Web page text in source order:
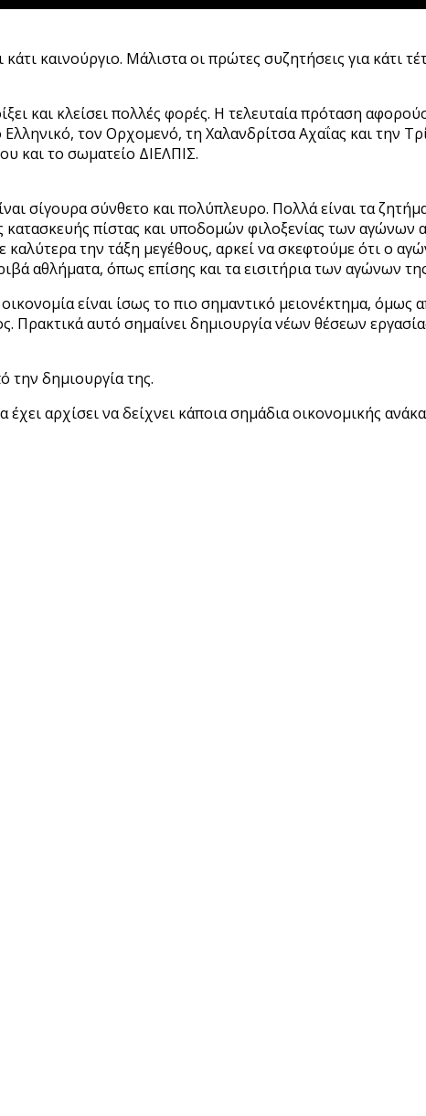
καινούργιο. Μάλιστα οι πρώτες συζητήσεις για κάτι
και κλείσει πολλές φορές. Η τελευταία πρόταση
Ελληνικό, τον Ορχομενό, τη Χαλανδρίτσα Αχαΐας και την
και το σωματείο ΔΙΕΛΠΙΣ.
σίγουρα σύνθετο και πολύπλευρο. Πολλά είναι τα
πίστας και υποδομών φιλοξενίας των αγώνων
την τάξη μεγέθους, αρκεί να σκεφτούμε ότι ο
αθλήματα, όπως επίσης και τα εισιτήρια των αγώνων
είναι ίσως το πιο σημαντικό μειονέκτημα,
αυτό σημαίνει δημιουργία νέων θέσεων
την δημιουργία της.
αρχίσει να δείχνει κάποια σημάδια οικονομικής